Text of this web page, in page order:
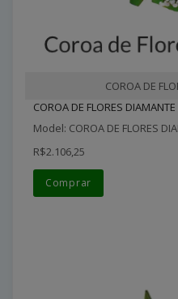
COROA DE
COROA DE FLORES DIAMANTE
Model: COROA DE FLORES
R$2.106,25
Comprar